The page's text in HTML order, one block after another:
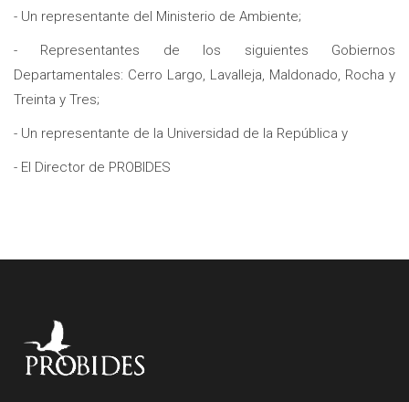
- Un representante del Ministerio de Ambiente;
- Representantes de los siguientes Gobiernos
Departamentales: Cerro Largo, Lavalleja, Maldonado, Rocha y
Treinta y Tres;
- Un representante de la Universidad de la República y
- El Director de PROBIDES